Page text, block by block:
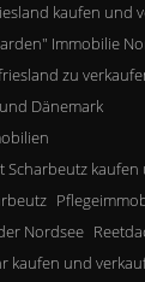
kaufen und
Immobilie
zu
Dänemark
Scharbeutz
Nordsee
kaufen und